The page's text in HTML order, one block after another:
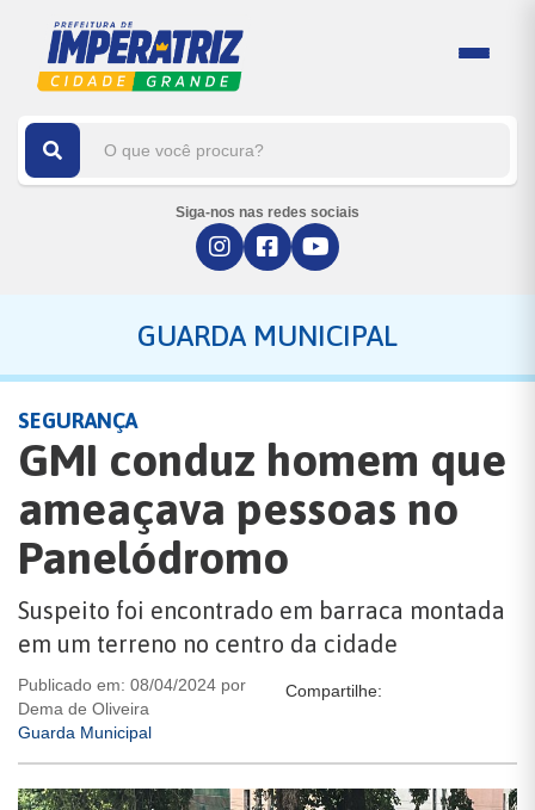
Siga-nos nas redes sociais
GUARDA MUNICIPAL
SEGURANÇA
GMI conduz homem que
ameaçava pessoas no
Panelódromo
Suspeito foi encontrado em barraca montada
em um terreno no centro da cidade
Publicado em: 08/04/2024 por
Dema de Oliveira
Guarda Municipal
Compartilhe: